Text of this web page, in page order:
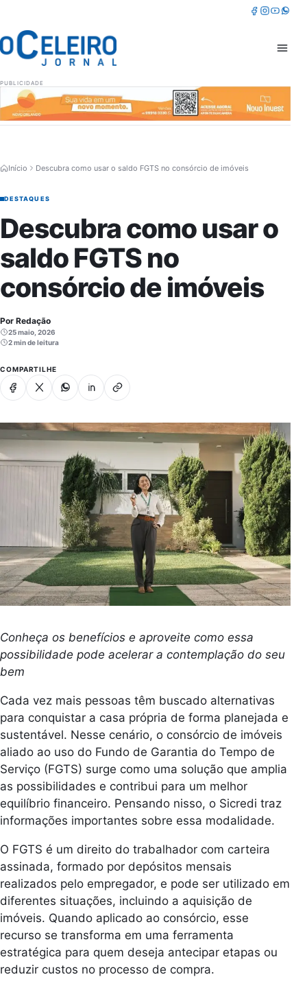
Facebook
Instagram
Youtube
PUBLICIDADE
Abrir
Início Descubra como usar o saldo FGTS no consórcio de imóveis
DESTAQUES
Descubra como usar o
saldo FGTS no
consórcio de imóveis
Por Redação
25 maio, 2026
2 min de leitura
COMPARTILHE
Facebook
X WhatsappLinkedinCopiar link
Conheça os benefícios e aproveite como essa
possibilidade pode acelerar a contemplação do seu
bem
Cada vez mais pessoas têm buscado alternativas
para conquistar a casa própria de forma planejada e
sustentável. Nesse cenário, o consórcio de imóveis
aliado ao uso do Fundo de Garantia do Tempo de
Serviço (FGTS) surge como uma solução que amplia
as possibilidades e contribui para um melhor
equilíbrio financeiro. Pensando nisso, o Sicredi traz
informações importantes sobre essa modalidade.
O FGTS é um direito do trabalhador com carteira
assinada, formado por depósitos mensais
realizados pelo empregador, e pode ser utilizado em
diferentes situações, incluindo a aquisição de
imóveis. Quando aplicado ao consórcio, esse
recurso se transforma em uma ferramenta
estratégica para quem deseja antecipar etapas ou
reduzir custos no processo de compra.